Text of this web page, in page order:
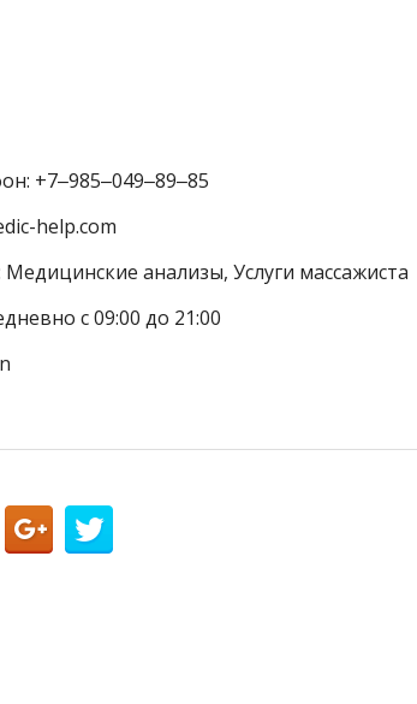
+7‒985‒049‒89‒85
help.com
анализы, Услуги массажиста
с 09:00 до 21:00